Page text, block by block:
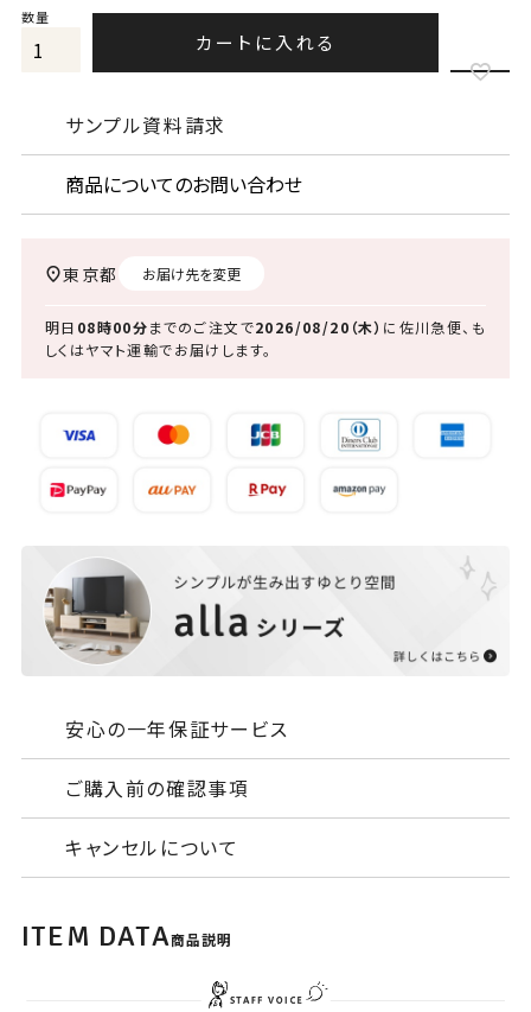
カートに入れる
サンプル資料請求
商品についてのお問い合わせ
明日 08時00分までのご注文で2026/08/20（木） に 佐川急便、も
しくはヤマト運輸でお届けします。
東京都 お届け先を変更
安心の一年保証サービス
ご購入前の確認事項
キャンセルについて
ITEM DATA商品説明